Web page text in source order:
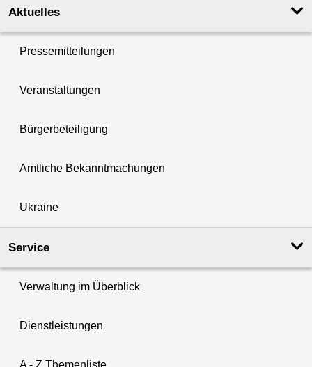
Aktuelles
Pressemitteilungen
Veranstaltungen
Bürgerbeteiligung
Amtliche Bekanntmachungen
Ukraine
Service
Verwaltung im Überblick
Dienstleistungen
A - Z Themenliste